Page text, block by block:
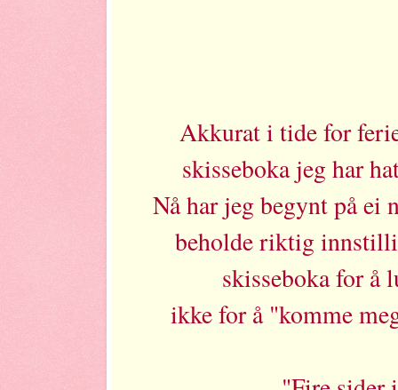
Akkurat i tide for
skisseboka jeg har
Nå har jeg begynt på ei
beholde riktig
skisseboka for å
ikke for å "komme